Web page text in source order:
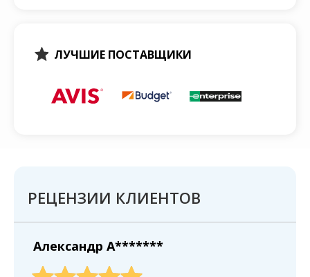
ЛУЧШИЕ ПОСТАВЩИКИ
РЕЦЕНЗИИ КЛИЕНТОВ
Александр A*******